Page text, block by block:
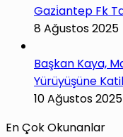
Gazi̇antep Fk
8 Ağustos 2025
Başkan Kaya,
Yürüyüşüne
10 Ağustos 2025
En Çok Okunanlar